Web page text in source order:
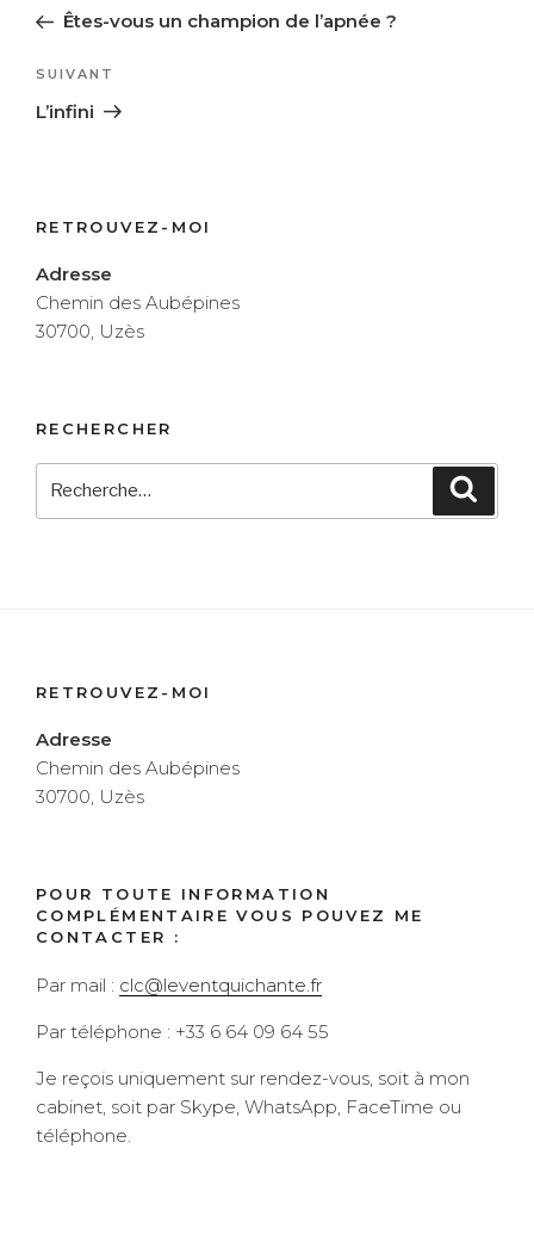
l’article
précédent
Êtes-vous un champion de l’apnée ?
Article
suivant
SUIVANT
L’infini
RETROUVEZ-MOI
Adresse
Chemin des Aubépines
30700, Uzès
RECHERCHER
RETROUVEZ-MOI
Adresse
Chemin des Aubépines
30700, Uzès
POUR TOUTE INFORMATION
COMPLÉMENTAIRE VOUS POUVEZ ME
CONTACTER :
Par mail : clc@leventquichante.fr
Par téléphone : +33 6 64 09 64 55
Je reçois uniquement sur rendez-vous, soit à mon
cabinet, soit par Skype, WhatsApp, FaceTime ou
téléphone.